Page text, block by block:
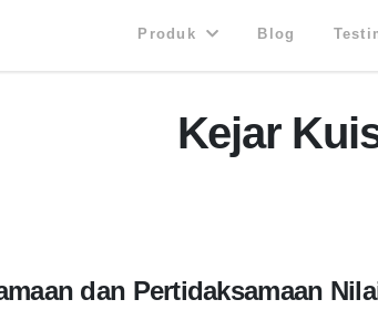
Produk Blog
Kejar
dan Pertidaksamaan